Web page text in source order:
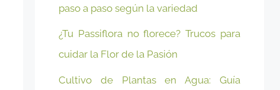
paso a paso según la variedad
¿Tu Passiflora no florece? Trucos para
cuidar la Flor de la Pasión
Cultivo de Plantas en Agua: Guía